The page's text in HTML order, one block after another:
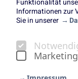
Funktionalität
Informationen zur
Sie in unserer
Marketing
Die
Traditionen neu
vereint das Beste
Format –
Der tiefviolette